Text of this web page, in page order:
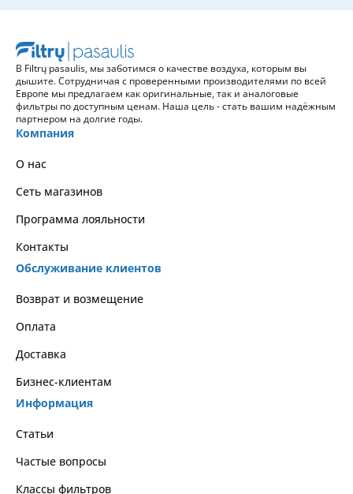
В Filtrų pasaulis, мы заботимся о качестве воздуха, которым вы
дышите. Сотрудничая с проверенными производителями по всей
Европе мы предлагаем как оригинальные, так и аналоговые
фильтры по доступным ценам. Наша цель - стать вашим надёжным
партнером на долгие годы.
Компания
О нас
Сеть магазинов
Программа лояльности
Контакты
Обслуживание клиентов
Возврат и возмещение
Оплата
Доставка
Бизнес-клиентам
Информация
Статьи
Частые вопросы
Классы фильтров